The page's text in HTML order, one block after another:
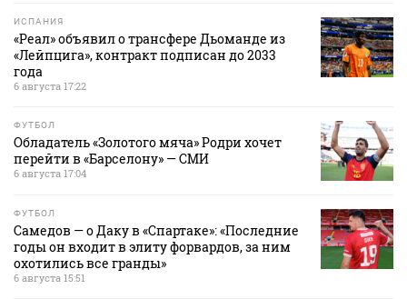
ИСПАНИЯ
«Реал» объявил о трансфере Дьоманде из
«Лейпцига», контракт подписан до 2033
года
6 августа 17:22
ФУТБОЛ
Обладатель «Золотого мяча» Родри хочет
перейти в «Барселону» — СМИ
6 августа 17:04
ФУТБОЛ
Самедов — о Даку в «Спартаке»: «Последние
годы он входит в элиту форвардов, за ним
охотились все гранды»
6 августа 15:51